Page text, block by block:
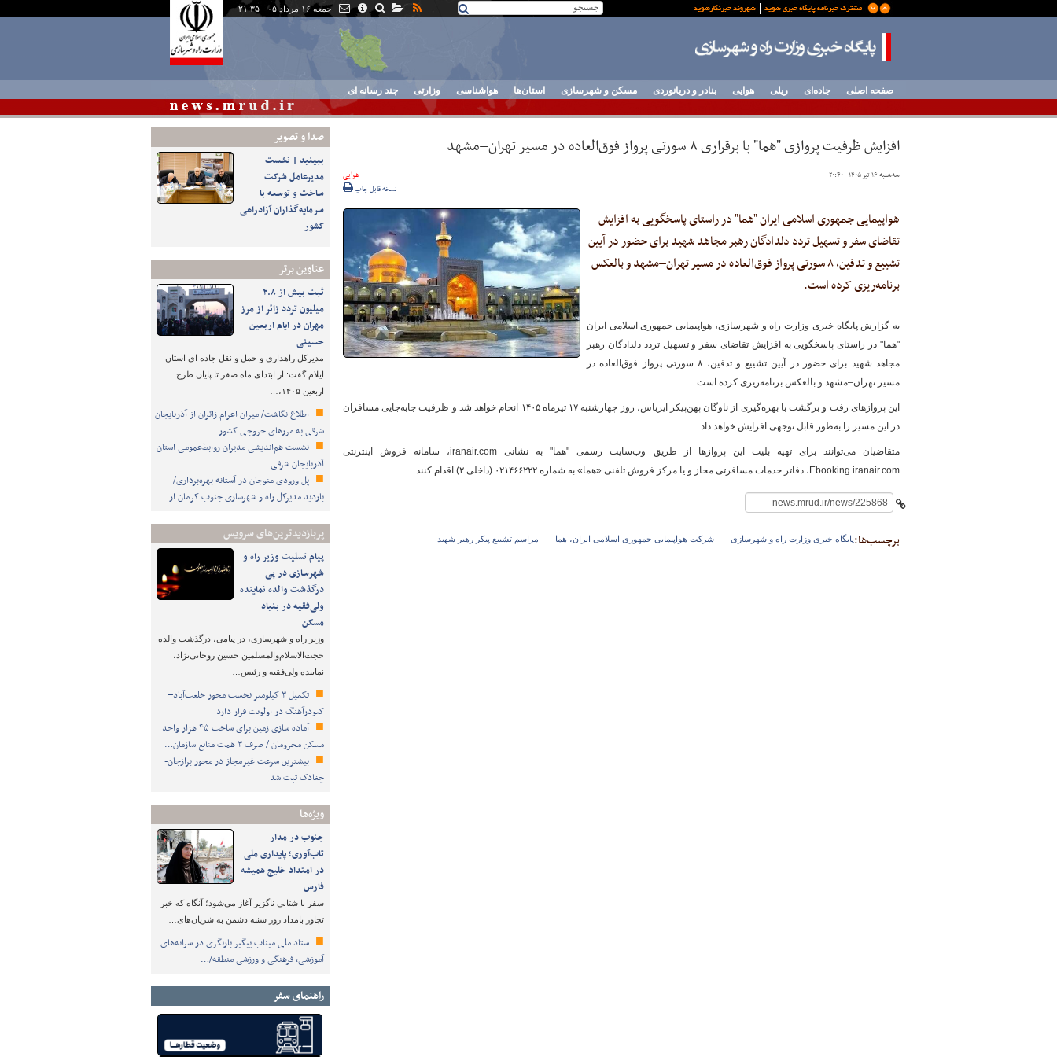
جمعه ۱۶ مرداد ۰۵ - ۲۱:۳۵
پایگاه خبری وزارت راه و
صفحه اصلی جاده‌ای ریلی هوایی بنادر و دریانوردی مسکن و شهرسازی استان‌ها هواشناسی وزارتی چند رسانه ای
صدا و تصوير
ببینید | نشست
مدیرعامل شرکت
ساخت و توسعه با
سرمایه‌گذاران آزادراهی
کشور
عناوین برتر
ثبت بیش از ۲.۸
میلیون تردد زائر از مرز
مهران در ایام اربعین
حسینی
مدیرکل راهداری و حمل و نقل جاده ای استان
ایلام گفت: از ابتدای ماه صفر تا پایان طرح
اربعین ۱۴۰۵،…
اطلاع نگاشت/ میزان اعزام زائران از آذربایجان
شرقی به مرزهای خروجی کشور
نشست هم‌اندیشی مدیران روابط‌عمومی استان
آذربایجان شرقی
پل ورودی منوجان در آستانه بهره‌برداری/
بازدید مدیرکل راه و شهرسازی جنوب کرمان از…
پربازدیدترین‌های سرویس
پیام تسلیت وزیر راه و
شهرسازی در پی
درگذشت والده نماینده
ولی‌فقیه در بنیاد
مسکن
وزیر راه و شهرسازی، در پیامی، درگذشت والده
حجت‌الاسلام‌والمسلمین حسین روحانی‌نژاد،
نماینده ولی‌فقیه و رئیس…
تکمیل ۳ کیلومتر نخست محور خلعت‌آباد–
کبودرآهنگ در اولویت قرار دارد
آماده سازی زمین برای ساخت ۴۵ هزار واحد
مسکن محرومان / صرف ۳ همت منابع سازمان…
بیشترین سرعت غیرمجاز در محور برازجان-
چغادک ثبت شد
ویژه‌ها
جنوب در مدار
تاب‌آوری؛ پایداری ملی
در امتداد خلیج همیشه
فارس
سفر با شتابی ناگزیر آغاز می‌شود؛ آنگاه که خبر
تجاوز بامداد روز شنبه دشمن به شریان‌های…
ستاد ملی میناب پیگیر بازنگری در سرانه‌های
آموزشی، فرهنگی و ورزشی منطقه/…
راهنمای سفر
افزایش ظرفیت پروازی "هما" با برقراری ۸ سورتی پرواز فوق‌العاده در مسیر تهران–مشهد
سه‌شنبه ۱۶ تیر ۱۴۰۵ - ۲۰:۴۰ -
هوایی
نسخه قابل چاپ
هواپیمایی جمهوری اسلامی ایران "هما" در راستای پاسخگویی به افزایش
تقاضای سفر و تسهیل تردد دلدادگان رهبر مجاهد شهید برای حضور در آیین
تشییع و تدفین، ۸ سورتی پرواز فوق‌العاده در مسیر تهران–مشهد و بالعکس
برنامه‌ریزی کرده است.
به گزارش پایگاه خبری وزارت راه و شهرسازی، هواپیمایی جمهوری اسلامی ایران
"هما" در راستای پاسخگویی به افزایش تقاضای سفر و تسهیل تردد دلدادگان رهبر
مجاهد شهید برای حضور در آیین تشییع و تدفین، ۸ سورتی پرواز فوق‌العاده در
مسیر تهران–مشهد و بالعکس برنامه‌ریزی کرده است.
این پروازهای رفت و برگشت با بهره‌گیری از ناوگان پهن‌پیکر ایرباس، روز چهارشنبه ۱۷ تیرماه ۱۴۰۵ انجام خواهد شد و ظرفیت جابه‌جایی مسافران
در این مسیر را به‌طور قابل توجهی افزایش خواهد داد.
متقاضیان می‌توانند برای تهیه بلیت این پروازها از طریق وب‌سایت رسمی "هما" به نشانی iranair.com، سامانه فروش اینترنتی
Ebooking.iranair.com، دفاتر خدمات مسافرتی مجاز و یا مرکز فروش تلفنی «هما» به شماره ۰۲۱۴۶۶۲۲۲ (داخلی ۲) اقدام کنند.
برچسب‌ها:پایگاه خبری وزارت راه و شهرسازی شركت هواپيمايی جمهوری اسلامی ايران، هما مراسم تشییع پیکر رهبر شهید